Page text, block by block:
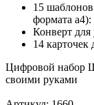
15
формата а4):
Конверт для
14
Цифровой набор
своими руками